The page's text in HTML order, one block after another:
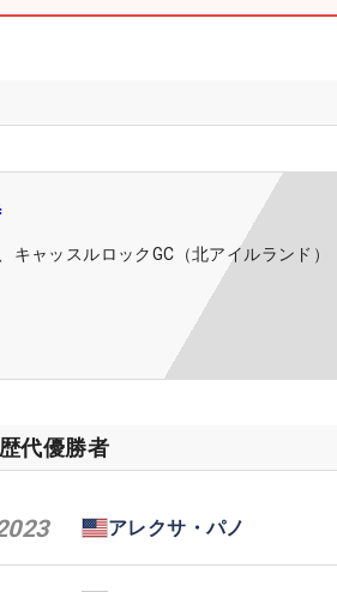
キャッスルロックGC（北アイルランド）
歴代優勝者
アレクサ・パノ